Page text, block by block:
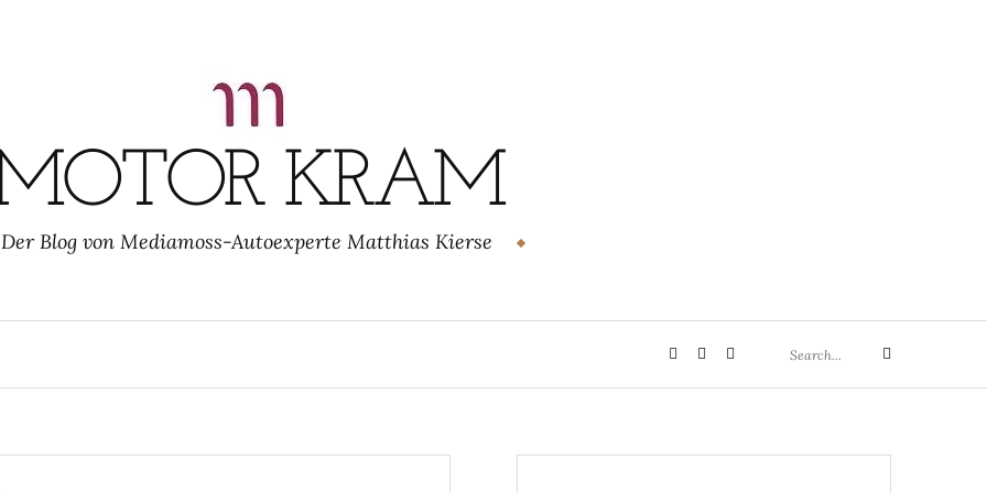
KRAM
Der Blog von Mediamoss-Autoexperte Matthias Kierse
Privatsphäre-
ändern
Historie
Privatsphäre-
Einwilligungen
for:
Search